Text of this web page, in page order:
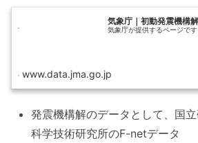
気象庁｜初動発震機構
気象庁が提供するページです
www.data.jma.go.jp
発震機構解のデータとして、国
科学技術研究所のF-netデータ